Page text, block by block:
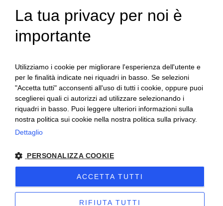
Servizi
Industria 4.0
Soluzioni in Cloud per aziende, commercialisti e consulenti
del lavoro
Formazione qualificata
Consulenza tecnica e organizzativa
Copyright © 2022 P. IVA 07207120010 - Nr. REA: TO-861525 -
Cap. Soc. 52.000€ -Privacy -Cookie
Sito creato daetinet.it
La tua privacy per noi è
importante
Utilizziamo i cookie per migliorare l'esperienza dell'utente e
per le finalità indicate nei riquadri in basso. Se selezioni
"Accetta tutti" acconsenti all'uso di tutti i cookie, oppure puoi
sceglierei quali ci autorizzi ad utilizzare selezionando i
riquadri in basso. Puoi leggere ulteriori informazioni sulla
nostra politica sui cookie nella nostra politica sulla privacy.
Dettaglio
PERSONALIZZA COOKIE
ACCETTA TUTTI
RIFIUTA TUTTI